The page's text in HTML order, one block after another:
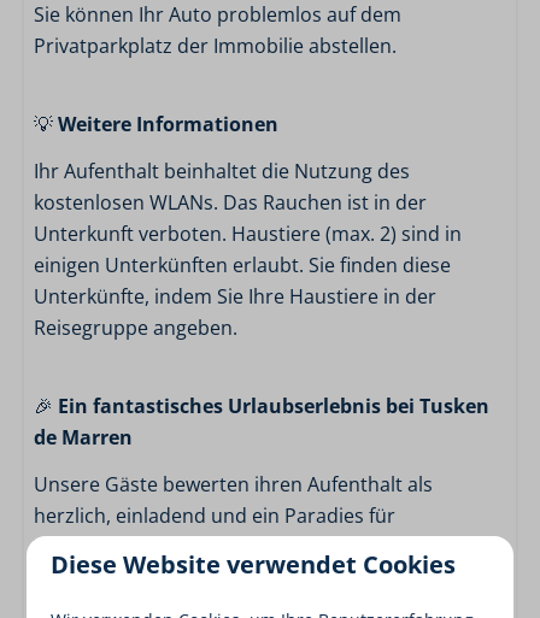
Sie können Ihr Auto problemlos auf dem
Privatparkplatz der Immobilie abstellen.
💡Weitere Informationen
Ihr Aufenthalt beinhaltet die Nutzung des
kostenlosen WLANs. Das Rauchen ist in der
Unterkunft verboten. Haustiere (max. 2) sind in
einigen Unterkünften erlaubt. Sie finden diese
Unterkünfte, indem Sie Ihre Haustiere in der
Reisegruppe angeben.
🎉 Ein fantastisches Urlaubserlebnis bei Tusken
de Marren
Unsere Gäste bewerten ihren Aufenthalt als
herzlich, einladend und ein Paradies für
Wassersportler. Buchen Sie schnell ein Ferienhaus
Ihrer Wahl in unserem reizvollen Erholungspark am
Rande von Akkrum. Die Gegend hat für
Diese Website verwendet Cookies